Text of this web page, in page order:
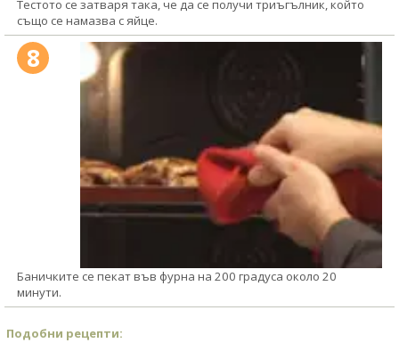
Тестото се затваря така, че да се получи триъгълник, който
също се намазва с яйце.
8
Баничките се пекат във фурна на 200 градуса около 20
минути.
Подобни рецепти: